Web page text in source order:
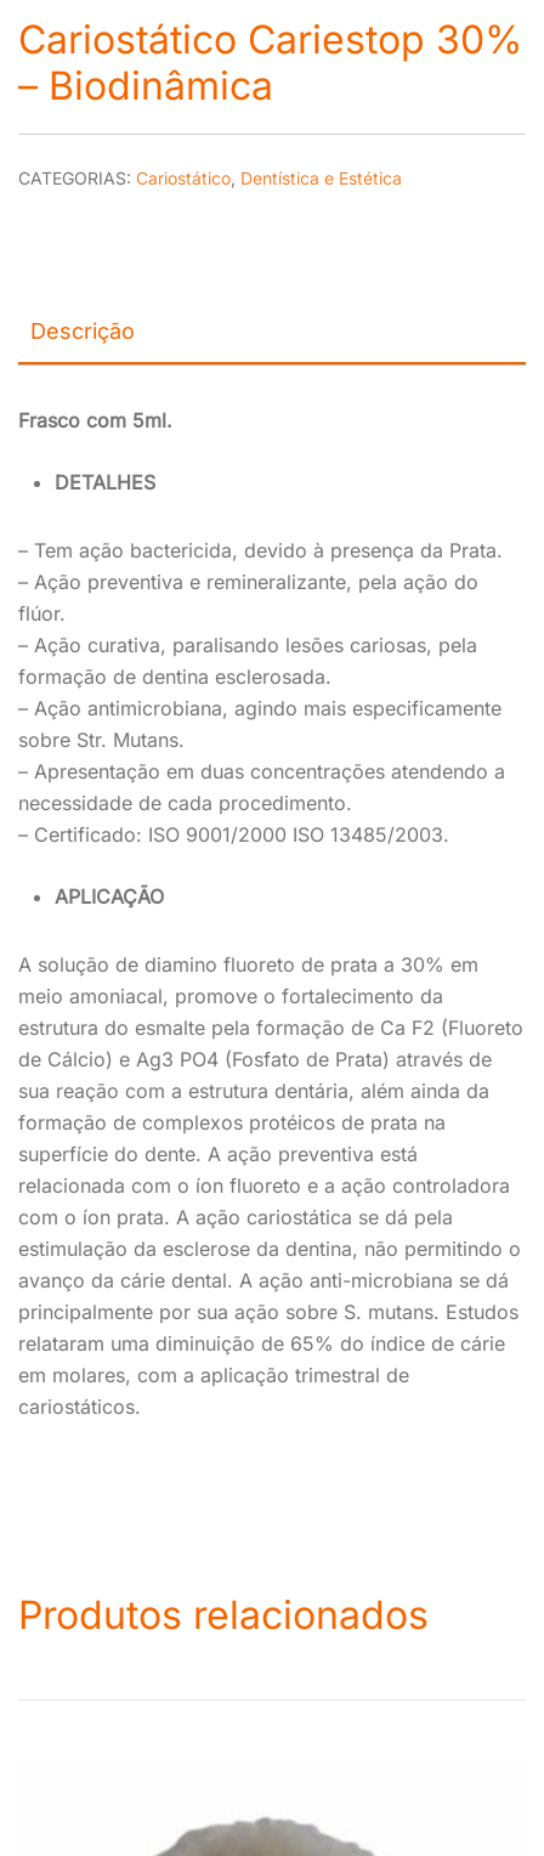
Cariostático Cariestop 30%
– Biodinâmica
CATEGORIAS: Cariostático Dentística e Estética
Descrição
Frasco com 5ml.
DETALHES
– Tem ação bactericida, devido à presença da Prata.
– Ação preventiva e remineralizante, pela ação do
flúor.
– Ação curativa, paralisando lesões cariosas, pela
formação de dentina esclerosada.
– Ação antimicrobiana, agindo mais especificamente
sobre Str. Mutans.
– Apresentação em duas concentrações atendendo a
necessidade de cada procedimento.
– Certificado: ISO 9001/2000 ISO 13485/2003.
APLICAÇÃO
A solução de diamino fluoreto de prata a 30% em
meio amoniacal, promove o fortalecimento da
estrutura do esmalte pela formação de Ca F2 (Fluoreto
de Cálcio) e Ag3 PO4 (Fosfato de Prata) através de
sua reação com a estrutura dentária, além ainda da
formação de complexos protéicos de prata na
superfície do dente. A ação preventiva está
relacionada com o íon fluoreto e a ação controladora
com o íon prata. A ação cariostática se dá pela
estimulação da esclerose da dentina, não permitindo o
avanço da cárie dental. A ação anti-microbiana se dá
principalmente por sua ação sobre S. mutans. Estudos
relataram uma diminuição de 65% do índice de cárie
em molares, com a aplicação trimestral de
cariostáticos.
Produtos relacionados